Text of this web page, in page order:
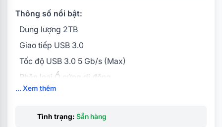
Thông số nổi bật:
Dung lượng 2TB
Giao tiếp USB 3.0
Tốc độ USB 3.0 5 Gb/s (Max)
Phân loại Ổ cứng di động
Kích thước 2.5 Inch
... Xem thêm
Tình trạng: Sẵn hàng